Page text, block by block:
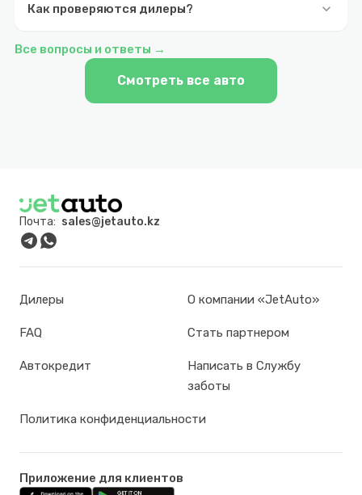
Как проверяются дилеры? keyboard_arrow_down
Все вопросы и ответы →
Смотреть все авто
Почта: sales@jetauto.kz
Дилеры О компании «JetAuto»
FAQ Стать партнером
Автокредит
Написать в Службу
заботы
Политика конфиденциальности
Приложение для клиентов